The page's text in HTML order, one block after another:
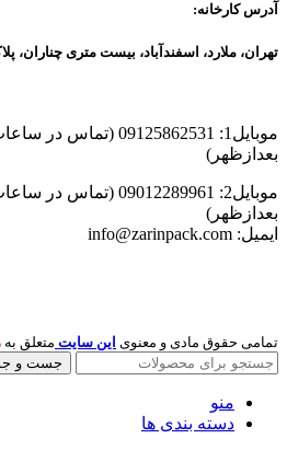
آدرس کارخانه:
تهران، ملارد، اسفندآباد، بیست متری چناران، پلاک
بعدازظهر)
بعدازظهر)
ایمیل: info@zarinpack.com
تمامی حقوق مادی و معنوی این سایت متعلق به
جست و
منو
دسته بندی ها